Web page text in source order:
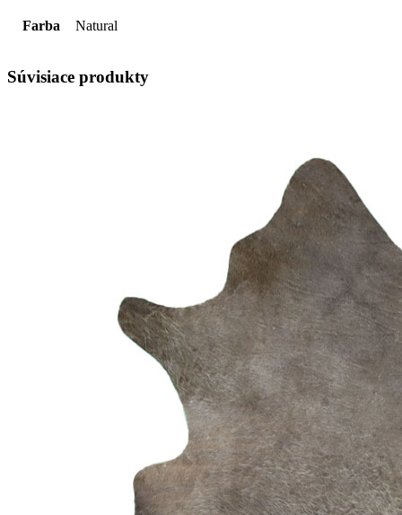
Farba Natural
Súvisiace produkty